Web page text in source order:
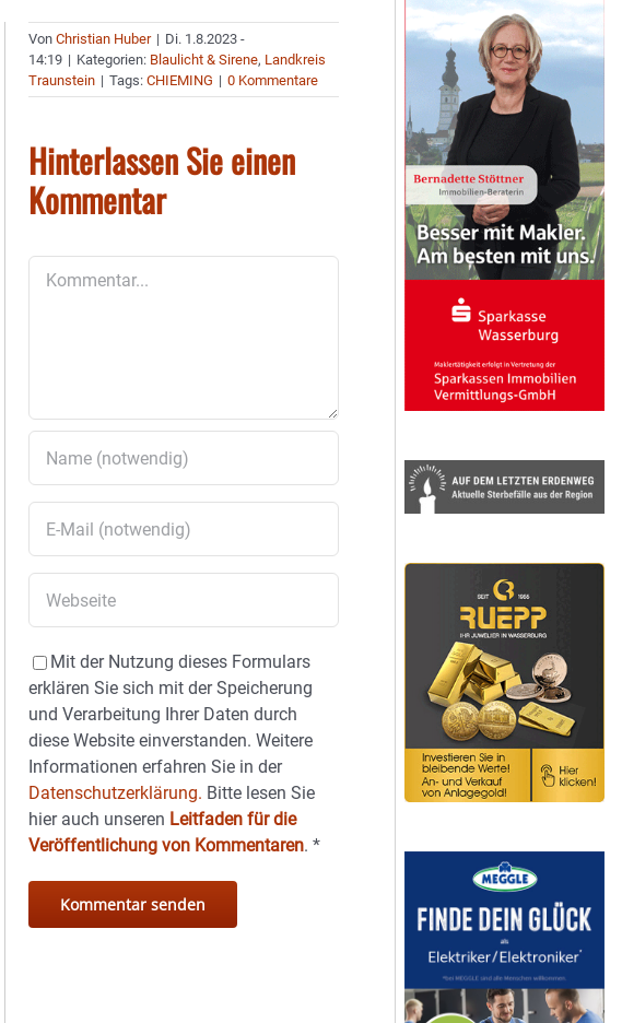
VonChristian Huber | Di. 1.8.2023 -
14:19 | Kategorien: Blaulicht & Sirene, Landkreis
Traunstein | Tags:CHIEMING | 0 Kommentare
Hinterlassen Sie einen
Kommentar
Mit der Nutzung dieses Formulars
erklären Sie sich mit der Speicherung
und Verarbeitung Ihrer Daten durch
diese Website einverstanden. Weitere
Informationen erfahren Sie in der
Datenschutzerklärung. Bitte lesen Sie
hier auch unseren Leitfaden für die
Veröffentlichung von Kommentaren.*